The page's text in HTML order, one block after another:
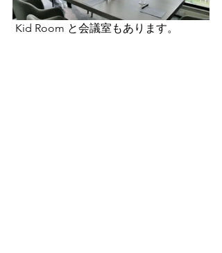
Kid Room と会議室もあります。